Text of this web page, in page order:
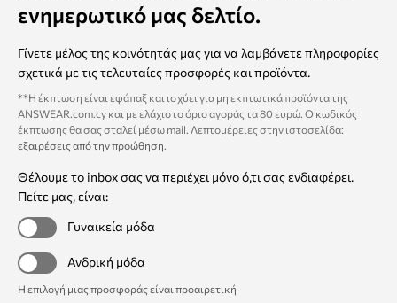
ενημερωτικό μας δελτίο.
Γίνετε μέλος της κοινότητάς μας για να λαμβάνετε πληροφορίες
σχετικά με τις τελευταίες προσφορές και προϊόντα.
**Η έκπτωση είναι εφάπαξ και ισχύει για μη εκπτωτικά προϊόντα της
ANSWEAR.com.cy και με ελάχιστο όριο αγοράς τα 80 ευρώ. Ο κωδικός
έκπτωσης θα σας σταλεί μέσω mail. Λεπτομέρειες στην ιστοσελίδα:
εξαιρέσεις από την προώθηση.
Θέλουμε το inbox σας να περιέχει μόνο ό,τι σας ενδιαφέρει.
Πείτε μας, είναι:
Γυναικεία μόδα
Ανδρική μόδα
Η επιλογή μιας προσφοράς είναι προαιρετική